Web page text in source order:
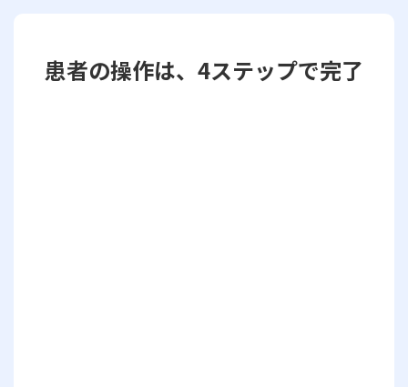
患者の操作は、4ステップで完了